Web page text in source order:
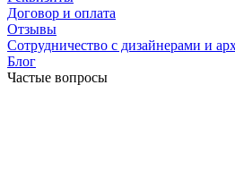
Договор и оплата
Отзывы
Сотрудничество с дизайнерами и
Блог
Частые вопросы